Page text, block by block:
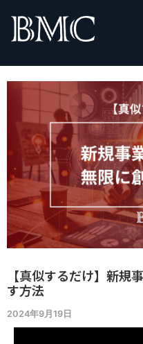
【真似するだけ】新規
す方法
2024年9月19日
navigation